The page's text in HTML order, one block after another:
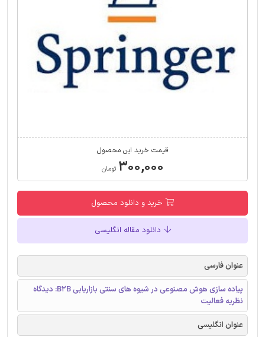
قیمت خرید این محصول
۳۰۰,۰۰۰ تومان
خرید و دانلود محصول
دانلود مقاله انگلیسی
عنوان فارسی
پیاده سازی هوش مصنوعی در شیوه های سنتی بازاریابی B2B: دیدگاه
نظریه فعالیت
عنوان انگلیسی